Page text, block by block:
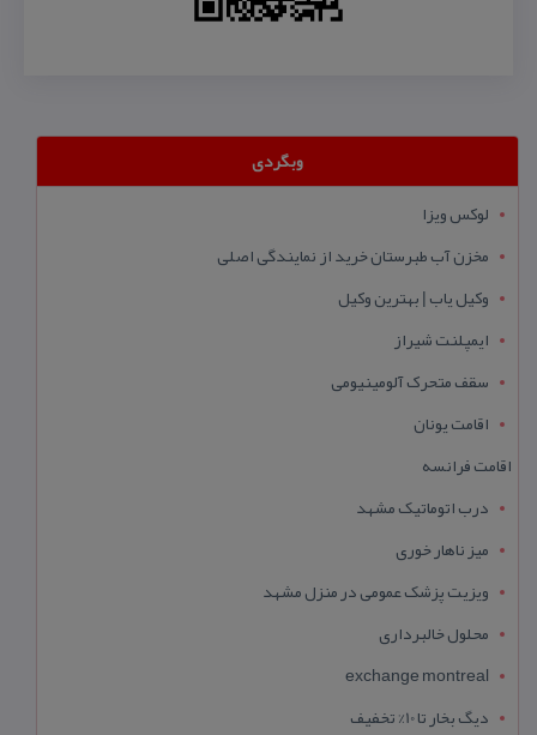
وبگردی
لوکس ویزا
مخزن آب طبرستان خرید از نمایندگی اصلی
وکیل یاب | بهترین وکیل
ایمپلنت شیراز
سقف متحرک آلومینیومی
اقامت یونان
اقامت فرانسه
درب اتوماتیک مشهد
میز ناهار خوری
ویزیت پزشک عمومی در منزل مشهد
محلول خالبرداری
exchange montreal
دیگ بخار تا 10% تخفیف